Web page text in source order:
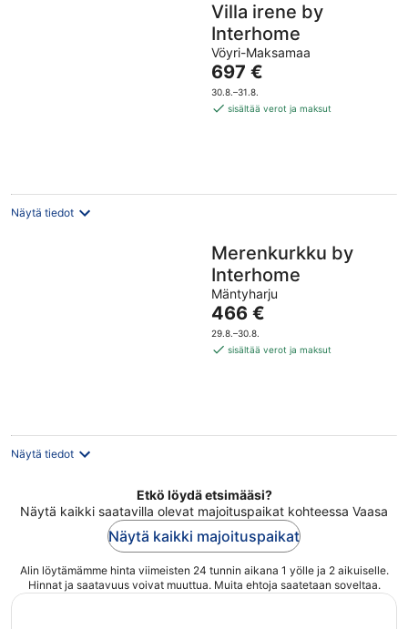
Villa irene by
Interhome
Vöyri-Maksamaa
Hinta
on
697 €
697 €
30.8.–31.8.
sisältää verot ja maksut
Näytä tiedot
Merenkurkku by
Interhome
Mäntyharju
Hinta
on
466 €
466 €
29.8.–30.8.
sisältää verot ja maksut
Näytä tiedot
Etkö löydä etsimääsi?
Näytä kaikki saatavilla olevat majoituspaikat kohteessa Vaasa
Näytä kaikki majoituspaikat
Alin löytämämme hinta viimeisten 24 tunnin aikana 1 yölle ja 2 aikuiselle.
Hinnat ja saatavuus voivat muuttua. Muita ehtoja saatetaan soveltaa.